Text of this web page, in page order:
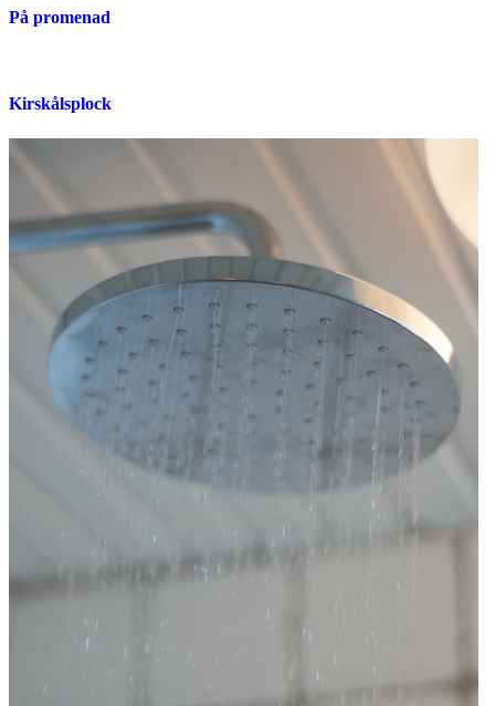
På promenad
Kirskålsplock